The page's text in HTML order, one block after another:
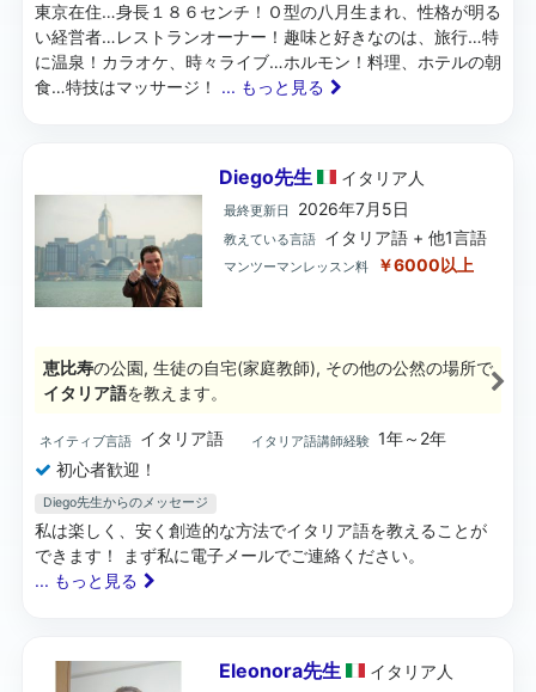
東京在住…身長１８６センチ！Ｏ型の八月生まれ、性格が明る
い経営者…レストランオーナー！趣味と好きなのは、旅行…特
に温泉！カラオケ、時々ライブ…ホルモン！料理、ホテルの朝
食…特技はマッサージ！ ... もっと見る
Diego先生 イタリア 人
最終更新日 2026年7月5日
教えている言語 イタリア語 + 他1言語
マンツーマンレッスン料 ￥6000以上
恵比寿の公園, 生徒の自宅(家庭教師), その他の公然の場所で
イタリア語を教えます。
ネイティブ言語 イタリア語 イタリア語講師経験 1年～2年
初心者歓迎！
Diego先生からのメッセージ
私は楽しく、安く創造的な方法でイタリア語を教えることが
できます！ まず私に電子メールでご連絡ください。
... もっと見る
Eleonora先生 イタリア 人